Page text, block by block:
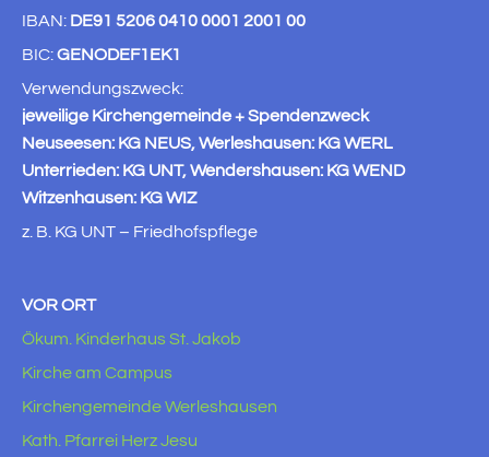
IBAN: DE91 5206 0410 0001 2001 00
BIC:GENODEF1EK1
Verwendungszweck:
jeweilige Kirchengemeinde + Spendenzweck
Neuseesen: KG NEUS, Werleshausen: KG WERL
Unterrieden: KG UNT, Wendershausen: KG WEND
Witzenhausen: KG WIZ
z. B. KG UNT – Friedhofspflege
VOR ORT
Ökum. Kinderhaus St. Jakob
Kirche am Campus
Kirchengemeinde Werleshausen
Kath. Pfarrei Herz Jesu